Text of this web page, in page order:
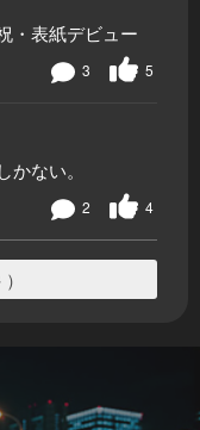
・表紙デビュー
5
3
ない。
4
2